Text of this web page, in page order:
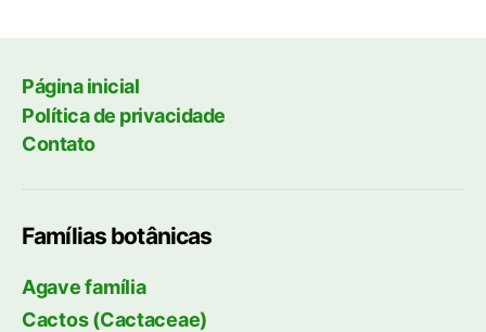
Página inicial
Política de privacidade
Contato
Famílias botânicas
Agave família
Cactos (Cactaceae)